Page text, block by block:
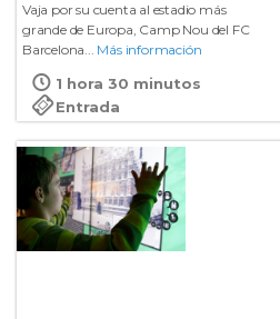
Vaja por su cuenta al estadio más
grande de Europa, Camp Nou del FC
Barcelona... Más información
1 hora 30 minutos
Entrada